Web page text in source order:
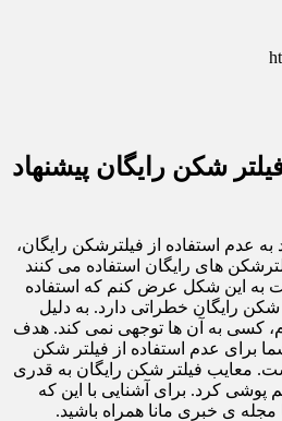
شکن رایگان پیشنهاد
به عدم استفاده از فیلترشکن رایگان،
های رایگان استفاده می کنند
به این شکل عرض کنم که استفاده
شکن رایگان خطراتی دارد. به دلیل
کسی به آن ها توجهی نمی کند. هدف
برای عدم استفاده از فیلتر شکن
معایب فیلتر شکن رایگان به قدری
کرد. برای آشنایی با این که
ی خبری مانا همراه باشید.